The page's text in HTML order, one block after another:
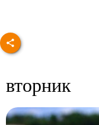
вторник